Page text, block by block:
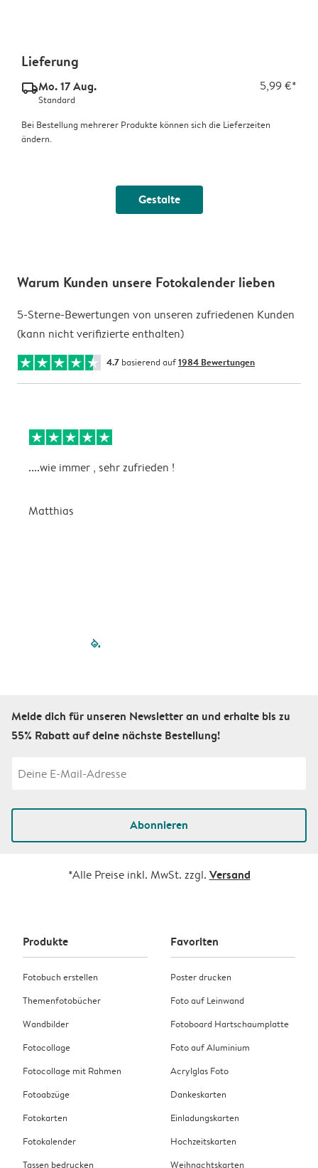
Lieferung
delivery_standard_v2Mo. 17 Aug. 5,99 €*
Standard
Bei Bestellung mehrerer Produkte können sich die Lieferzeiten
ändern.
Gestalte
Warum Kunden unsere Fotokalender lieben
5-Sterne-Bewertungen von unseren zufriedenen Kunden
(kann nicht verifizierte enthalten)
4.7 basierend auf1984 Bewertungen
....wie immer , sehr zufrieden !
Matthias
filled-pagination
Melde dich für unseren Newsletter an und erhalte bis zu
55% Rabatt auf deine nächste Bestellung!
Abonnieren
*Alle Preise inkl. MwSt. zzgl. Versand
Produkte
Fotobuch erstellen
Themenfotobücher
Wandbilder
Fotocollage
Fotocollage mit Rahmen
Fotoabzüge
Fotokarten
Fotokalender
Tassen bedrucken
Favoriten
Poster drucken
Foto auf Leinwand
Fotoboard Hartschaumplatte
Foto auf Aluminium
Acrylglas Foto
Dankeskarten
Einladungskarten
Hochzeitskarten
Weihnachtskarten